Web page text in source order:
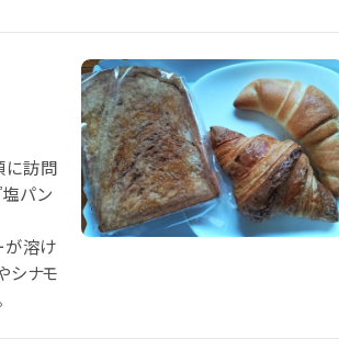
に訪問
塩パン
が溶け
シナモ